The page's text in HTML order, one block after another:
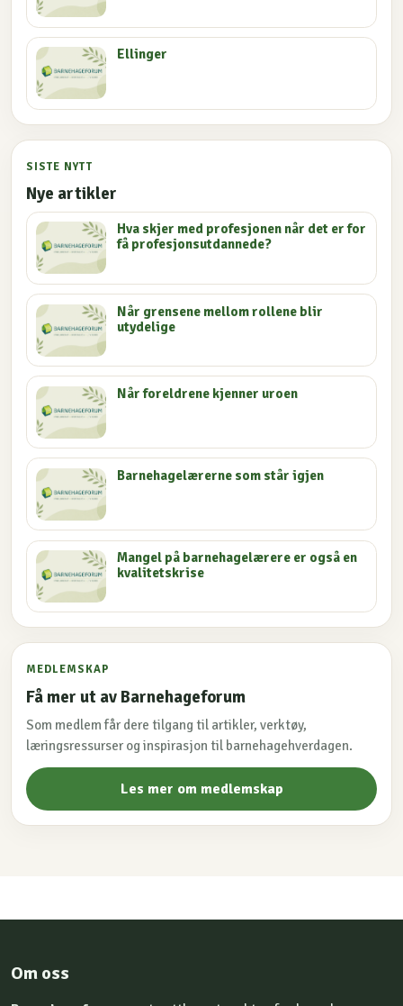
Ellinger
SISTE NYTT
Nye artikler
Hva skjer med profesjonen når det er for
få profesjonsutdannede?
Når grensene mellom rollene blir
utydelige
Når foreldrene kjenner uroen
Barnehagelærerne som står igjen
Mangel på barnehagelærere er også en
kvalitetskrise
MEDLEMSKAP
Få mer ut av Barnehageforum
Som medlem får dere tilgang til artikler, verktøy,
læringsressurser og inspirasjon til barnehagehverdagen.
Les mer om medlemskap
Om oss